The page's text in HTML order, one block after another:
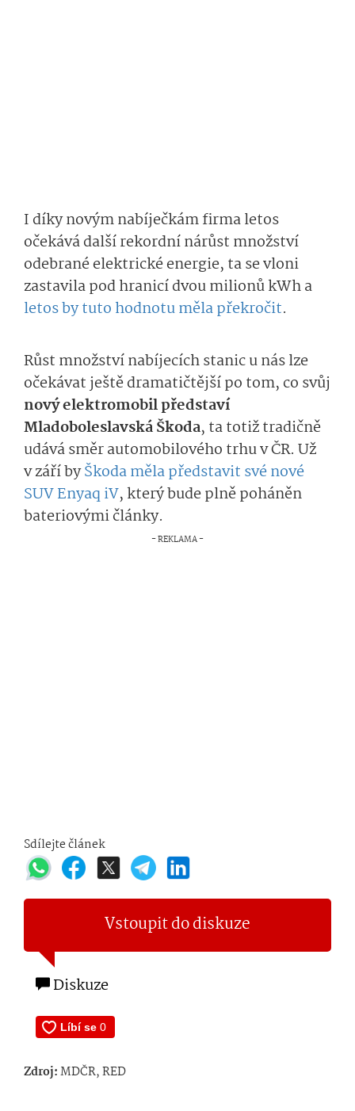
I díky novým nabíječkám firma letos
očekává další rekordní nárůst množství
odebrané elektrické energie, ta se vloni
zastavila pod hranicí dvou milionů kWh a
letos by tuto hodnotu měla překročit.
Růst množství nabíjecích stanic u nás lze
očekávat ještě dramatičtější po tom, co svůj
nový elektromobil představí
Mladoboleslavská Škoda, ta totiž tradičně
udává směr automobilového trhu v ČR. Už
v září byŠkoda měla představit své nové
SUV Enyaq iV, který bude plně poháněn
bateriovými články.
Sdílejte článek
Vstoupit do diskuze
Diskuze
Zdroj:MDČR, RED